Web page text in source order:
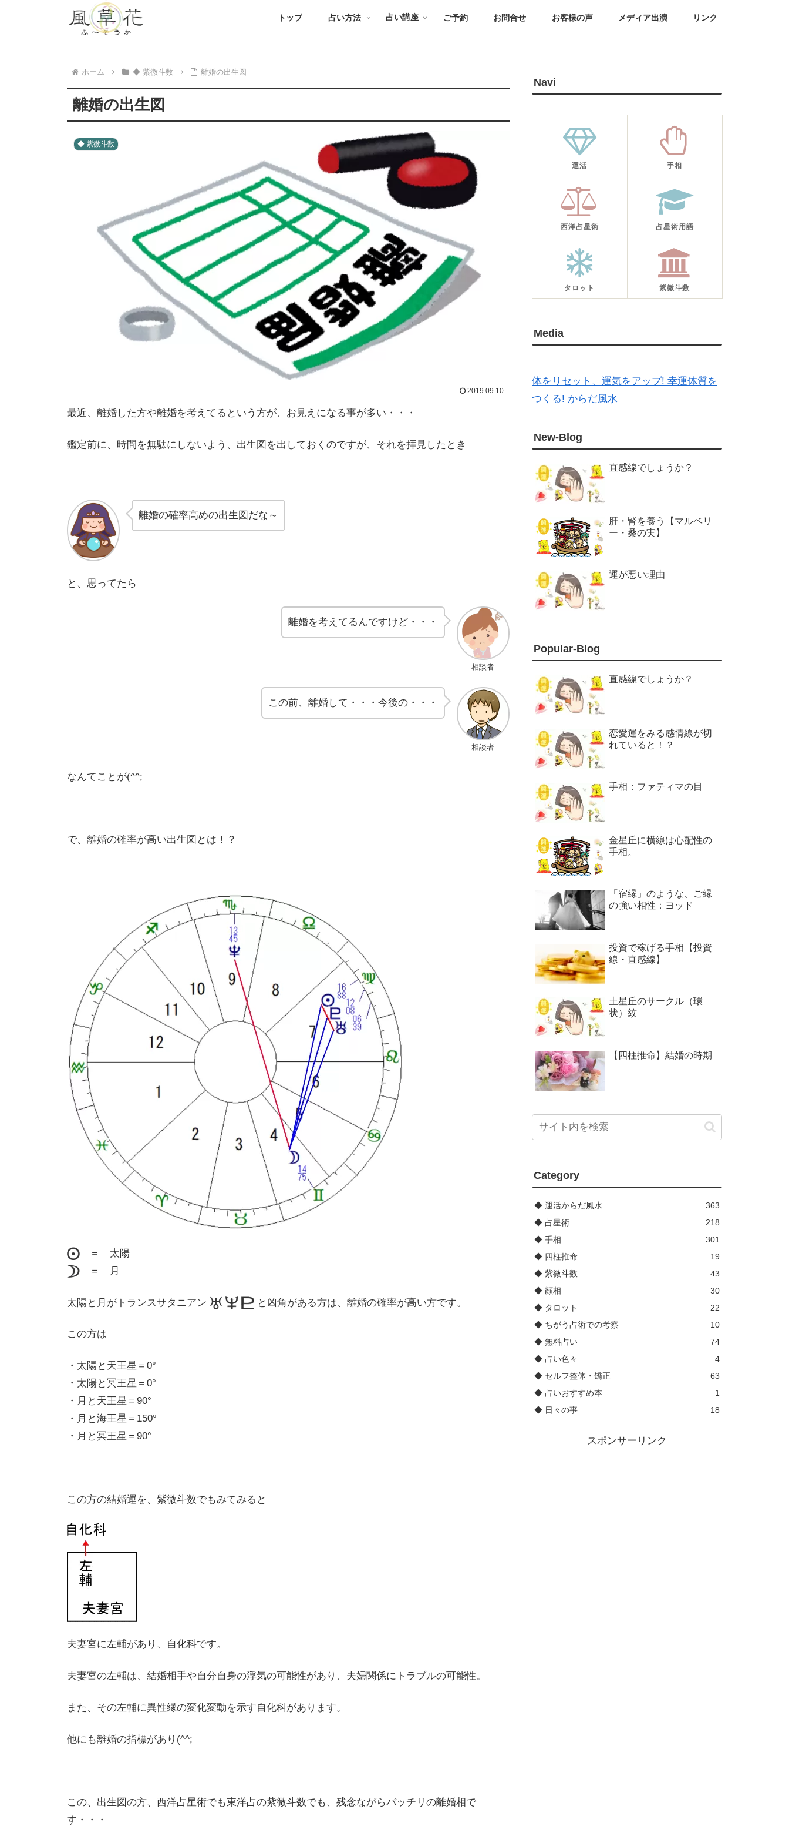
トップ 占い方法 占い講座 ご予約 お問合せ お客様の声 メディア出演 リンク
ホーム ◆ 紫微斗数 離婚の出生図
離婚の出生図
◆ 紫微斗数
2019.09.10
最近、離婚した方や離婚を考えてるという方が、お見えになる事が多い・・・
鑑定前に、時間を無駄にしないよう、出生図を出しておくのですが、それを拝見したとき
離婚の確率高めの出生図だな～
と、思ってたら
相談者
離婚を考えてるんですけど・・・
相談者
この前、離婚して・・・今後の・・・
なんてことが(^^;
で、離婚の確率が高い出生図とは！？
＝ 太陽
＝ 月
太陽と月がトランスサタニアン と凶角がある方は、離婚の確率が高い方です。
この方は
・太陽と天王星＝0°
・太陽と冥王星＝0°
・月と天王星＝90°
・月と海王星＝150°
・月と冥王星＝90°
この方の結婚運を、紫微斗数でもみてみると
夫妻宮に左輔があり、自化科です。
夫妻宮の左輔は、結婚相手や自分自身の浮気の可能性があり、夫婦関係にトラブルの可能性。
また、その左輔に異性縁の変化変動を示す自化科があります。
他にも離婚の指標があり(^^;
この、出生図の方、西洋占星術でも東洋占の紫微斗数でも、残念ながらバッチリの離婚相で
す・・・
Navi
運活 手相
西洋占星術 占星術用語
タロット 紫微斗数
Media
体をリセット、運気をアップ! 幸運体質を
つくる! からだ風水
New-Blog
直感線でしょうか？
肝・腎を養う【マルベリ
ー・桑の実】
運が悪い理由
Popular-Blog
直感線でしょうか？
恋愛運をみる感情線が切
れていると！？
手相：ファティマの目
金星丘に横線は心配性の
手相。
「宿縁」のような、ご縁
の強い相性：ヨッド
投資で稼げる手相【投資
線・直感線】
土星丘のサークル（環
状）紋
【四柱推命】結婚の時期
Category
◆ 運活からだ風水
363
◆ 占星術
218
◆ 手相
301
◆ 四柱推命
19
◆ 紫微斗数
43
◆ 顔相
30
◆ タロット
22
◆ ちがう占術での考察
10
◆ 無料占い
74
◆ 占い色々
4
◆ セルフ整体・矯正
63
◆ 占いおすすめ本
1
◆ 日々の事
18
スポンサーリンク